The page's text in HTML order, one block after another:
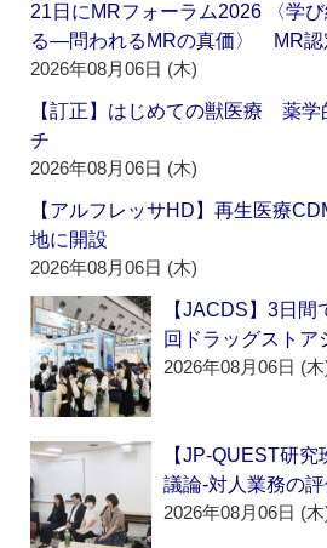
21日にMRフォーラム2026 〈学
る―問われるMRの真価〉 MR認
2026年08月06日 (木)
【訂正】はじめての獣医療 薬学
チ
2026年08月06日 (木)
【アルフレッサHD】再生医療
地に開設
2026年08月06日 (木)
【JACDS】3日
回ドラッグストア
2026年08月06日 (木
【JP-QUEST研
議論‐対人業務の
2026年08月06日 (木